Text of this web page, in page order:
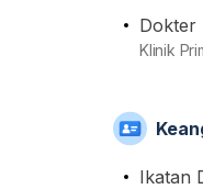
Anak
seperti
Dokter
Klinik
Ikatan